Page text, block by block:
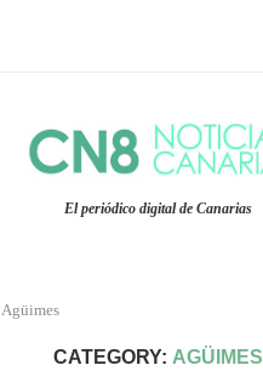
El periódico digital de Canarias
Agüimes
CATEGORY: AGÜIMES